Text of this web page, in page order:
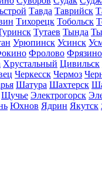
Тавда Таврийск
Тихорецк Тобольск
Тутаев Тында
Урюпинск Усинск
Фролово Фрязино
Хрустальный Цивильск
Черкесск Чермоз
Шатура Шахтерск
Щучье Электрогорск
Юхнов Ядрин Якутск